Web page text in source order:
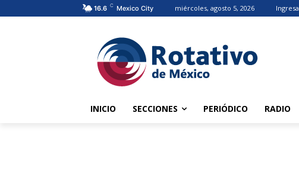
16.6 C Mexico City miércoles, agosto 5, 2026 Ingresa
INICIO SECCIONES PERIÓDICO RADIO